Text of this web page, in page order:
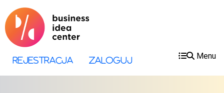
Menu konta użytkownika
Rejestracja Zaloguj Menu